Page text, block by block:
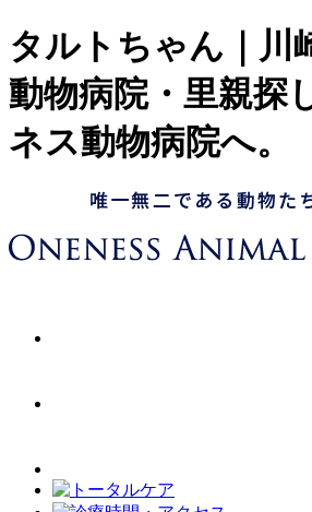
タルトちゃん｜川
動物病院・里親探
ネス動物病院へ。